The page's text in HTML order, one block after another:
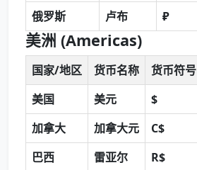
俄罗斯
卢布 ₽
美洲 (Americas)
国家/地区 货币名称 货币符号
美国
美元 $
加拿大
加拿大元 C$
巴西
雷亚尔 R$